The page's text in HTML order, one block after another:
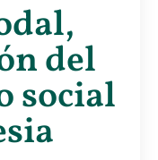
del
social